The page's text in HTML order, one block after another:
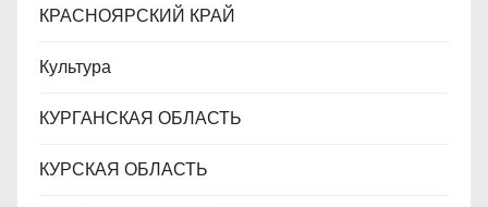
КРАСНОЯРСКИЙ КРАЙ
Культура
КУРГАНСКАЯ ОБЛАСТЬ
КУРСКАЯ ОБЛАСТЬ